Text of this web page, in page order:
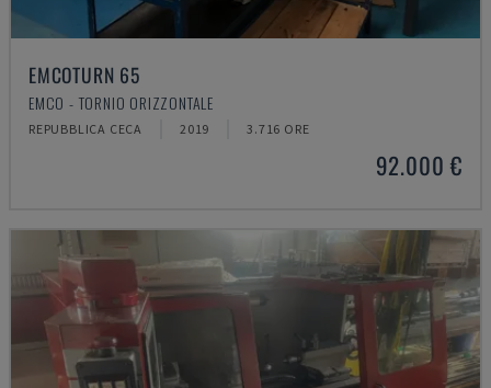
EMCOTURN 65
EMCO - TORNIO ORIZZONTALE
REPUBBLICA CECA 2019 3.716 ORE
92.000 €